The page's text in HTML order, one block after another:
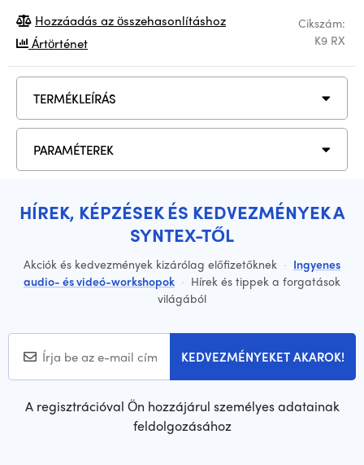
Cikszám:
K9 RX
Hozzáadás az összehasonlításhoz
Ártörténet
TERMÉKLEÍRÁS
PARAMÉTEREK
HÍREK, KÉPZÉSEK ÉS KEDVEZMÉNYEK A
SYNTEX-TŐL
Akciók és kedvezmények kizárólag előfizetőknek · Ingyenes
audio- és videó-workshopok · Hírek és tippek a forgatások
világából
KEDVEZMÉNYEKET AKAROK!
A regisztrációval Ön hozzájárul személyes adatainak
feldolgozásához